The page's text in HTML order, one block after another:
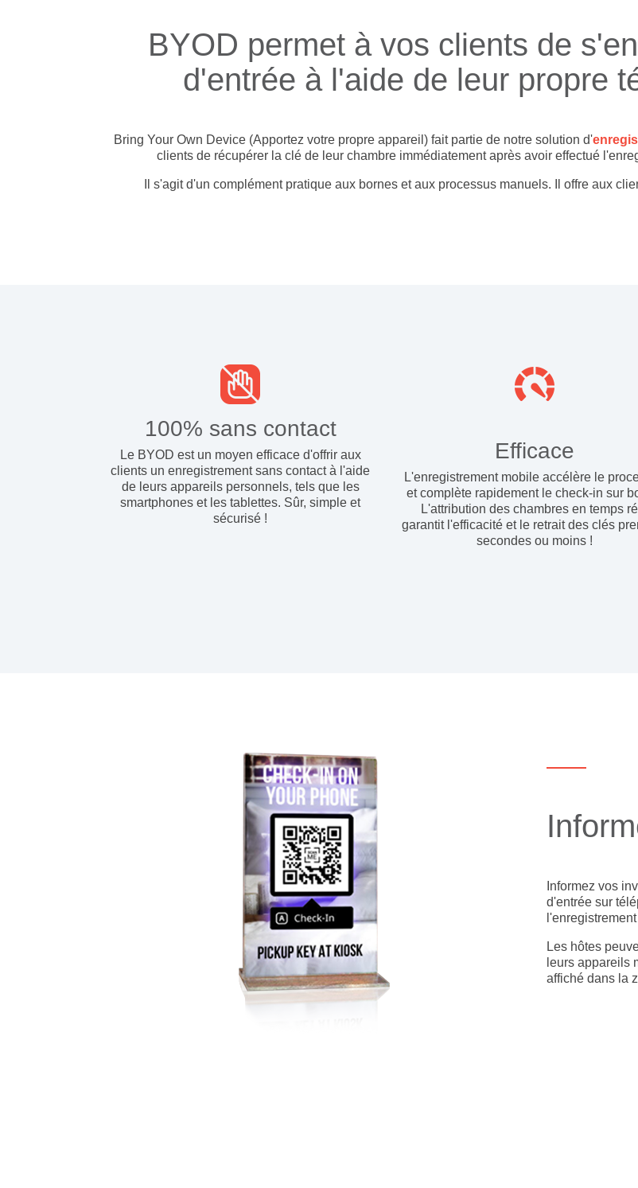
BYOD permet à vos clients de
d'entrée à l'aide de leur propre
Bring Your Own Device (Apportez votre propre appareil) fait partie de notre solution d'
clients de récupérer la clé de leur chambre immédiatement après avoir effectué
Il s'agit d'un complément pratique aux bornes et aux processus manuels. Il offre aux
100% sans contact
Le BYOD est un moyen efficace d'offrir aux
clients un enregistrement sans contact à l'aide
de leurs appareils personnels, tels que les
smartphones et les tablettes. Sûr, simple et
sécurisé !
Efficace
L'enregistrement mobile accélère le
et complète rapidement le check-in sur
L'attribution des chambres en temps
garantit l'efficacité et le retrait des clés
secondes ou moins !
Informez vos
d'entrée sur
Les hôtes
leurs appareils
affiché dans la